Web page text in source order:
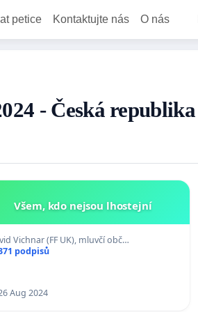
petice Kontaktujte nás O nás
- Česká republika
Všem, kdo nejsou lhostejní
Vichnar (FF UK), mluvčí obč…
podpisů
Aug 2024